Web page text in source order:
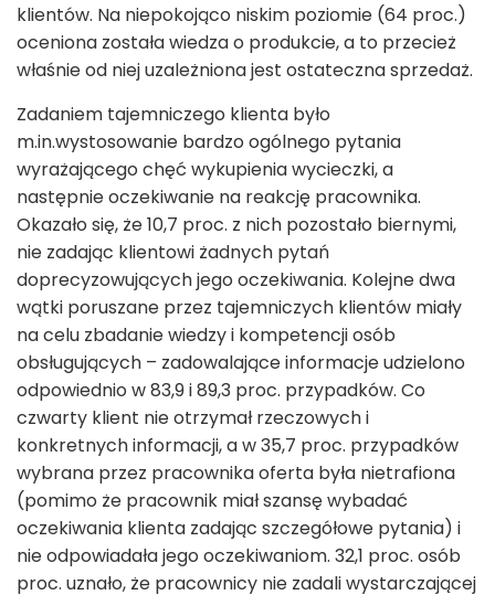
klientów. Na niepokojąco niskim poziomie (64 proc.)
oceniona została wiedza o produkcie, a to przecież
właśnie od niej uzależniona jest ostateczna sprzedaż.
Zadaniem tajemniczego klienta było
m.in.wystosowanie bardzo ogólnego pytania
wyrażającego chęć wykupienia wycieczki, a
następnie oczekiwanie na reakcję pracownika.
Okazało się, że 10,7 proc. z nich pozostało biernymi,
nie zadając klientowi żadnych pytań
doprecyzowujących jego oczekiwania. Kolejne dwa
wątki poruszane przez tajemniczych klientów miały
na celu zbadanie wiedzy i kompetencji osób
obsługujących – zadowalające informacje udzielono
odpowiednio w 83,9 i 89,3 proc. przypadków. Co
czwarty klient nie otrzymał rzeczowych i
konkretnych informacji, a w 35,7 proc. przypadków
wybrana przez pracownika oferta była nietrafiona
(pomimo że pracownik miał szansę wybadać
oczekiwania klienta zadając szczegółowe pytania) i
nie odpowiadała jego oczekiwaniom. 32,1 proc. osób
proc. uznało, że pracownicy nie zadali wystarczającej